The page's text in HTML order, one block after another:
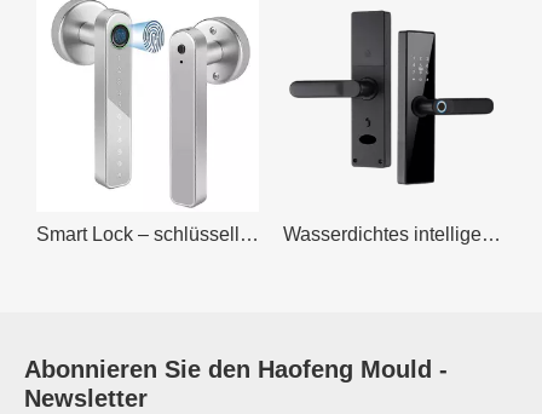
Smart Lock – schlüsselloses Türschloss mit Grifffunktionen Wasserdichtes intelligentes Türschloss mit WLAN für gewerbliche Zwecke
Abonnieren Sie den Haofeng Mould -
Newsletter